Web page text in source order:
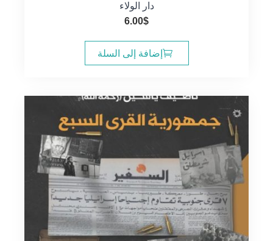
دار الولاء
6.00$
إضافة إلى السلة